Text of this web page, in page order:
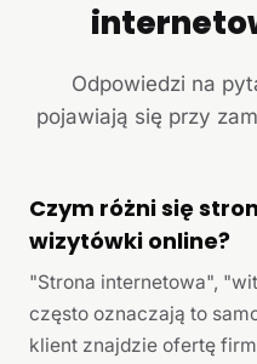
Odpowiedzi na
pojawiają się przy
Czym różni się
wizytówki online?
"Strona internetowa",
często oznaczają to
klient znajdzie ofertę